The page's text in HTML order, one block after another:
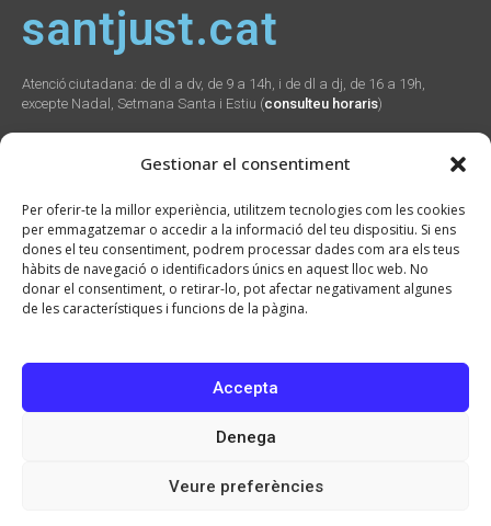
Gestionar el consentiment
Per oferir-te la millor experiència, utilitzem tecnologies com les cookies
per emmagatzemar o accedir a la informació del teu dispositiu. Si ens
dones el teu consentiment, podrem processar dades com ara els teus
hàbits de navegació o identificadors únics en aquest lloc web. No
donar el consentiment, o retirar-lo, pot afectar negativament algunes
de les característiques i funcions de la pàgina.
Accepta
Denega
Veure preferències
santjust.cat
Atenció ciutadana: de dl a dv, de 9 a 14h, i de dl a dj, de 16 a 19h,
excepte Nadal, Setmana Santa i Estiu (consulteu horaris)
Social
Webs
municipals
Promunsa
Promoció Econòmica
seu.cat
Contacte
Plaça Verdaguer, 2
Sant Just Desvern,
08960
934 804 800
Avís Legal